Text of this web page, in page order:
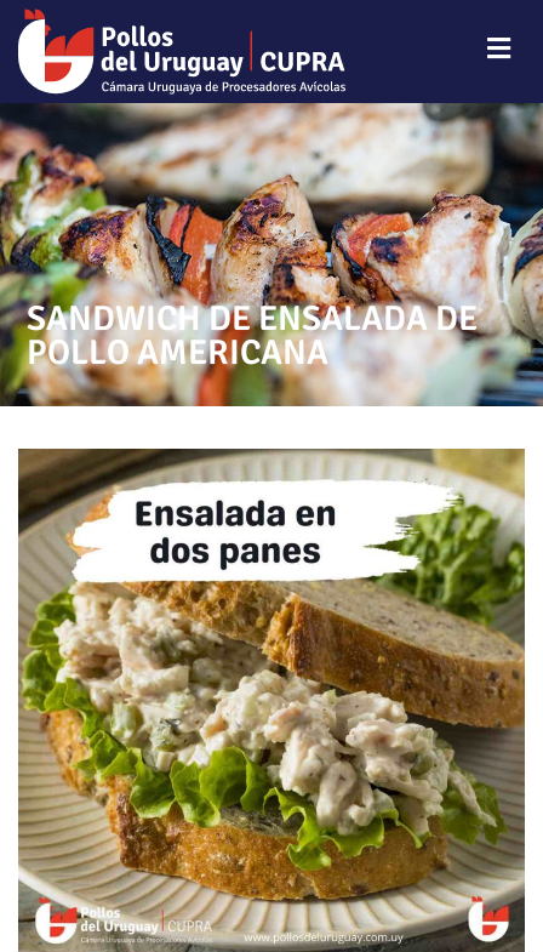
SANDWICH DE ENSALADA DE
POLLO AMERICANA